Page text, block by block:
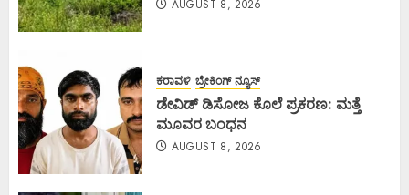
AUGUST 8, 2026
ಕರಾವಳಿ ಬ್ರೇಕಿಂಗ್ ನ್ಯೂಸ್
ಡೇವಿಡ್ ಡಿಸೋಜ ಕೊಲೆ ಪ್ರಕರಣ: ಮತ್ತೆ
ಮೂವರ ಬಂಧನ
AUGUST 8, 2026